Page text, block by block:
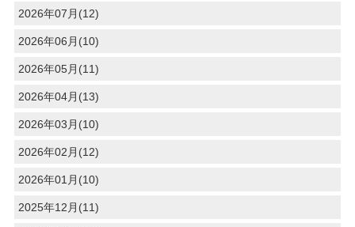
2026年07月(12)
2026年06月(10)
2026年05月(11)
2026年04月(13)
2026年03月(10)
2026年02月(12)
2026年01月(10)
2025年12月(11)